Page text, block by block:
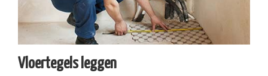
Vloertegels leggen